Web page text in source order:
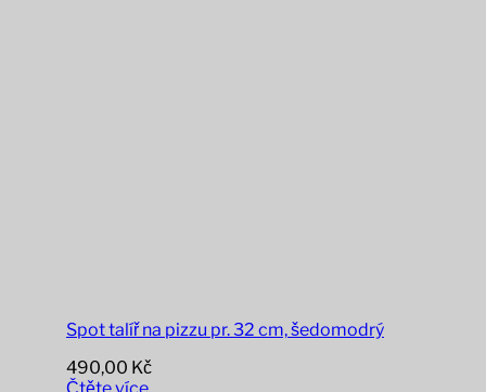
Spot talíř na pizzu pr. 32 cm, šedomodrý
490,00 Kč
Čtěte více